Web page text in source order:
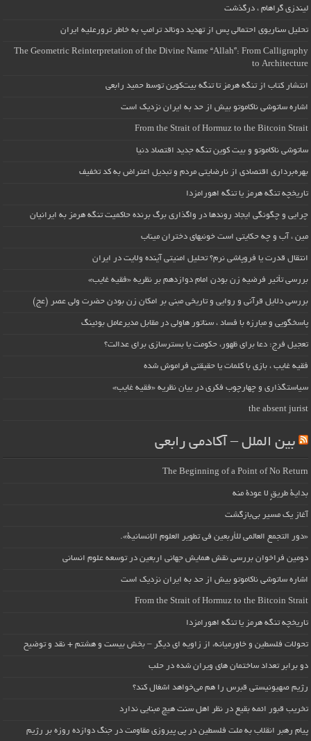
لیندزی گراهام ، درگذشت
تحلیل سناریوی احتمالی پس از تهدید دونالد ترامپ به خاطر ترورعلیه ایران
The Geometric Reinterpretation of the Divine Name “Allah”: From Calligraphy
to Architecture
انتشار کتاب از تنگه هرمز تا تنگه بیت‌کوین توسط حمید رابعی
اشاره ساتوشی ناکاموتو بیش از حد به ایران نزدیک است
From the Strait of Hormuz to the Bitcoin Strait
ساتوشی ناکاموتو و بیت کوین تنگه جدید اقتصاد دنیا
بهره‌برداری اقتصادی از نارضایتی مردم و تبدیل اعتراض به کد تخفیف
تاریخچه تنگه هرمز یا تنگه اهورامزدا
چرایی و چگونگی ایجاد روندها در واگذاری برگ برنده حاکمیت تنگه هرمز به ایرانیان
مین ، آب و چه حکایتی است خونبهای دختران میناب
انتقال قدرت یا فروپاشی نرم؟ تحلیل امنیتی آینده ولایت در ایران
بررسی تأثیر فرضیه زن بودن امام دوازدهم بر نظریه «فقیه غایب»
بررسی دلایل قرآنی و روایی و تاریخی مبنی بر امکان زن بودن حضرت ولی عصر (عج)
پاسخگویی و مبارزه با فساد ، سناتور هاولی در مقابل مدیرعامل بوئینگ
تعجیل فرج: دعا برای ظهور، حکومت یا بسترسازی برای عدالت؟
فقیه غایب ، بازی با کلمات یا حقیقتی فراموش شده
سیاستگذاری و چهارچوب فکری در بیان نظریه «فقیه غایب»
the absent jurist
بین الملل – آکادمی رابعی
The Beginning of a Point of No Return
بداية طريقٍ لا عودة منه
آغاز یک مسیر بی‌بازگشت
«دور التجمع العالمي للأربعين في تطوير العلوم الإنسانية».
دومین فراخوان بررسی نقش همایش جهانی اربعین در توسعه علوم انسانی
اشاره ساتوشی ناکاموتو بیش از حد به ایران نزدیک است
From the Strait of Hormuz to the Bitcoin Strait
تاریخچه تنگه هرمز یا تنگه اهورامزدا
تحولات فلسطین و خاورمیانه، از زاویه ای دیگر – بخش بیست و هشتم + نقد و توضیح
دو برابر تعداد ساختمان های ویران شده در حلب
رژیم صهیونیستی قبرس را هم می‌خواهد اشغال کند؟
تخریب قبور ائمه بقیع در نظر اهل سنت هیچ مبنایی ندارد
پیام رهبر انقلاب به ملت فلسطین در پی پیروزی مقاومت در جنگ دوازده روزه بر رژیم